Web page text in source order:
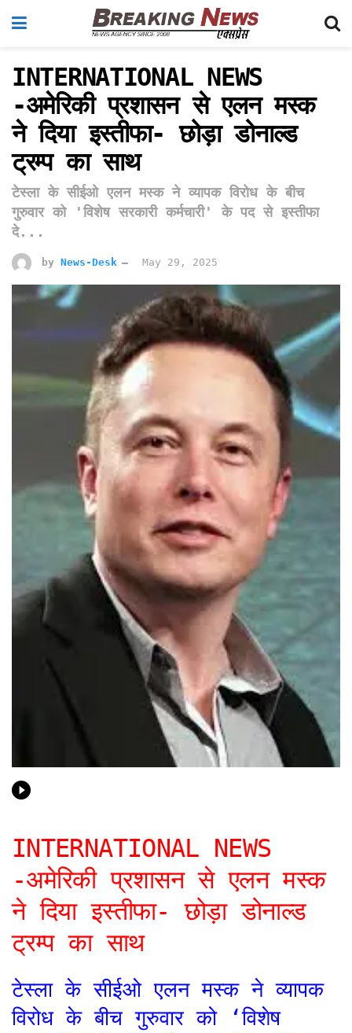
INTERNATIONAL NEWS
-अमेरिकी प्रशासन से एलन मस्क
ने दिया इस्तीफा- छोड़ा डोनाल्ड
ट्रम्प का साथ
टेस्ला के सीईओ एलन मस्क ने व्यापक विरोध के बीच
गुरुवार को 'विशेष सरकारी कर्मचारी' के पद से इस्तीफा
दे...
by News-Desk May 29, 2025
INTERNATIONAL NEWS
-अमेरिकी प्रशासन से एलन मस्क
ने दिया इस्तीफा- छोड़ा डोनाल्ड
ट्रम्प का साथ
टेस्ला के सीईओ एलन मस्क ने व्यापक
विरोध के बीच गुरुवार को ‘विशेष